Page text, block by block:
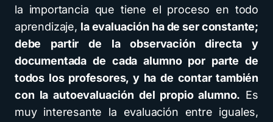
la importancia que tiene el proceso en todo
aprendizaje, la evaluación ha de ser constante;
debe partir de la observación directa y
documentada de cada alumno por parte de
todos los profesores, y ha de contar también
con la autoevaluación del propio alumno. Es
muy interesante la evaluación entre iguales,